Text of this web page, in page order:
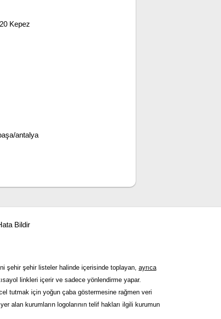
Kepez
antalya
Bildir
şehir şehir listeler halinde içerisinde toplayan, ayrıca
linkleri içerir ve sadece yönlendirme yapar.
tutmak için yoğun çaba göstermesine rağmen veri
alan kurumların logolarının telif hakları ilgili kurumun